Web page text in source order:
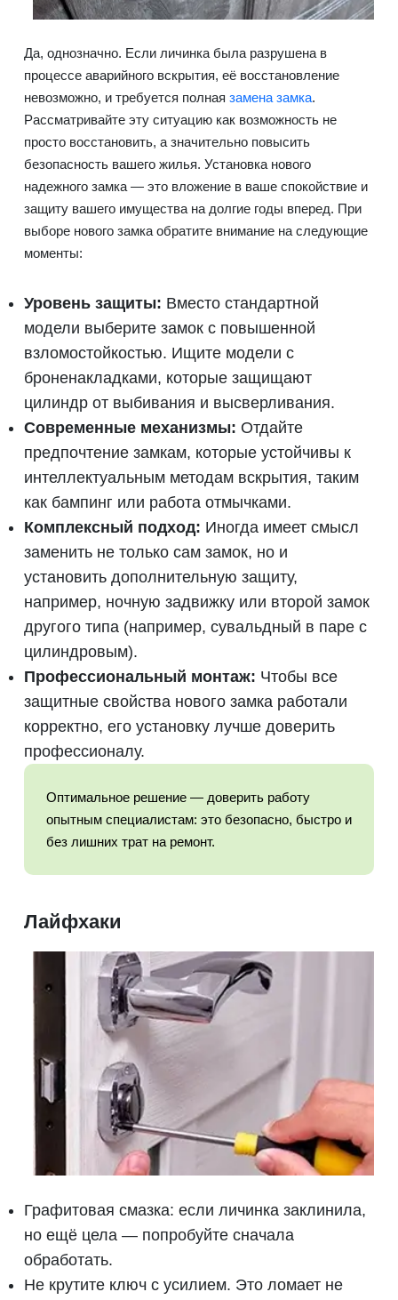
Да, однозначно. Если личинка была разрушена в
процессе аварийного вскрытия, её восстановление
невозможно, и требуется полная замена замка.
Рассматривайте эту ситуацию как возможность не
просто восстановить, а значительно повысить
безопасность вашего жилья. Установка нового
надежного замка — это вложение в ваше спокойствие и
защиту вашего имущества на долгие годы вперед. При
выборе нового замка обратите внимание на следующие
моменты:
Уровень защиты: Вместо стандартной
модели выберите замок с повышенной
взломостойкостью. Ищите модели с
броненакладками, которые защищают
цилиндр от выбивания и высверливания.
Современные механизмы: Отдайте
предпочтение замкам, которые устойчивы к
интеллектуальным методам вскрытия, таким
как бампинг или работа отмычками.
Комплексный подход: Иногда имеет смысл
заменить не только сам замок, но и
установить дополнительную защиту,
например, ночную задвижку или второй замок
другого типа (например, сувальдный в паре с
цилиндровым).
Профессиональный монтаж: Чтобы все
защитные свойства нового замка работали
корректно, его установку лучше доверить
профессионалу.
Оптимальное решение — доверить работу
опытным специалистам: это безопасно, быстро и
без лишних трат на ремонт.
Лайфхаки
Графитовая смазка: если личинка заклинила,
но ещё цела — попробуйте сначала
обработать.
Не крутите ключ с усилием. Это ломает не